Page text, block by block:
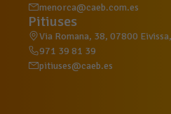
menorca@caeb.com.es
Pitiuses
Via Romana, 38, 07800
971 39 81 39
pitiuses@caeb.es